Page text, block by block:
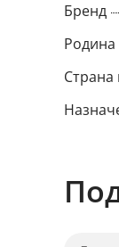
Бренд
Родина
Страна